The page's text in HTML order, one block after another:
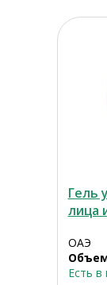
Гель
лица
ОАЭ
Есть в